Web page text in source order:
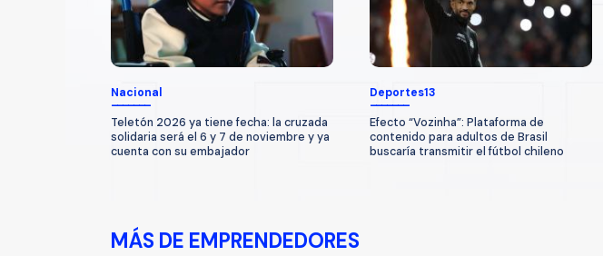
Nacional
Teletón 2026 ya tiene fecha: la cruzada
solidaria será el 6 y 7 de noviembre y ya
cuenta con su embajador
Deportes13
Efecto “Vozinha”: Plataforma de
contenido para adultos de Brasil
buscaría transmitir el fútbol chileno
MÁS DE EMPRENDEDORES